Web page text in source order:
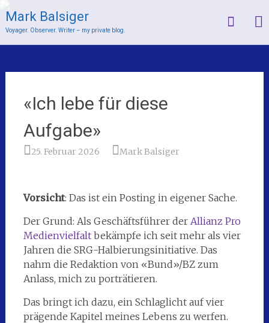
Mark Balsiger
Voyager. Observer. Writer – my private blog.
«Ich lebe für diese
Aufgabe»
25. Februar 2026 Mark Balsiger
Vorsicht: Das ist ein Posting in eigener Sache.
Der Grund: Als Geschäftsführer der Allianz Pro
Medienvielfaltbekämpfe ich seit mehr als vier
Jahren die SRG-Halbierungsinitiative. Das
nahm die Redaktion von «Bund»/BZ zum
Anlass, mich zu porträtieren.
Das bringt ich dazu, ein Schlaglicht auf vier
prägende Kapitel meines Lebens zu werfen.